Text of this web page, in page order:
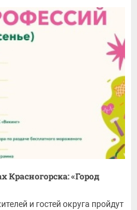
«Город
и гостей округа пройдут